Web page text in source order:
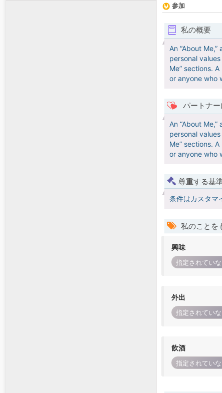
参加
私の概要
An “About
personal
Me” sections.
or anyone who
パートナ
An “About
personal
Me” sections.
or anyone who
尊重する基
条件はカスタマ
私のことを
興味
指定されてい
外出
指定されてい
飲酒
指定されてい